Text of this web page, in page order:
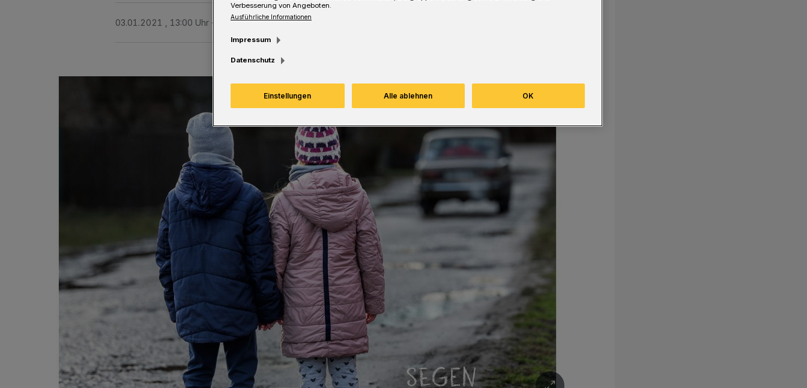
03.01.2021 , 13:00 Uhr Eine Minute Lesezeit
Verbesserung von Angeboten.
Ausführliche Informationen
Impressum
Datenschutz
Einstellungen Alle ablehnen OK